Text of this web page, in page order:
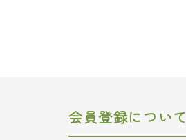
会員登録について